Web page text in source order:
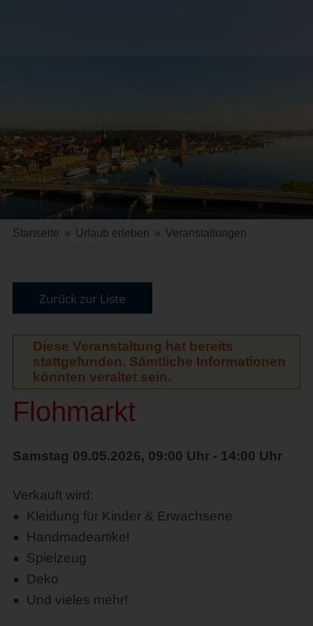
Startseite » Urlaub erleben » Veranstaltungen
Zurück zur Liste
Diese Veranstaltung hat bereits
stattgefunden. Sämtliche Informationen
könnten veraltet sein.
Flohmarkt
Samstag 09.05.2026, 09:00 Uhr - 14:00 Uhr
Verkauft wird:
Kleidung für Kinder & Erwachsene
Handmadeartikel
Spielzeug
Deko
Und vieles mehr!